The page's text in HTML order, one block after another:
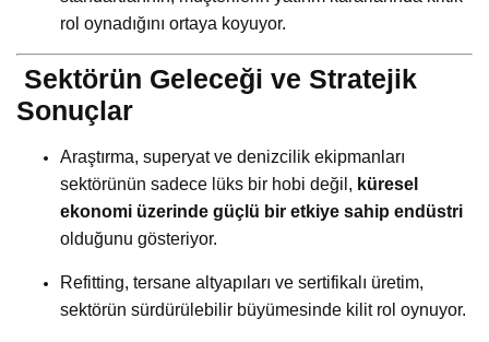
rol oynadığını ortaya koyuyor.
Sektörün Geleceği ve Stratejik
Sonuçlar
Araştırma, superyat ve denizcilik ekipmanları
sektörünün sadece lüks bir hobi değil, küresel
ekonomi üzerinde güçlü bir etkiye sahip endüstri
olduğunu gösteriyor.
Refitting, tersane altyapıları ve sertifikalı üretim,
sektörün sürdürülebilir büyümesinde kilit rol oynuyor.